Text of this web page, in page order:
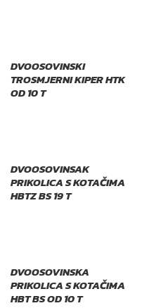
DVOOSOVINSKI
TROSMJERNI KIPER HTK
OD 10 T
DVOOSOVINSAK
PRIKOLICA S KOTAČIMA
HBTZ BS 19 T
DVOOSOVINSKA
PRIKOLICA S KOTAČIMA
HBT BS OD 10 T